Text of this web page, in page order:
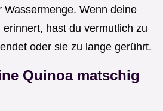
Wassermenge. Wenn deine
hast du vermutlich zu
oder sie zu lange gerührt.
Quinoa matschig